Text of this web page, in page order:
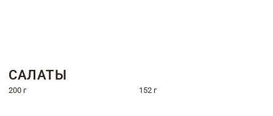
САЛАТЫ
200 г 152 г